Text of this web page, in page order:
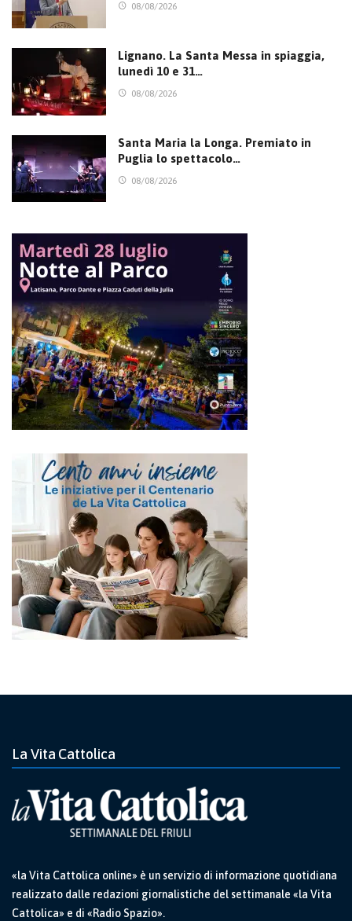
08/08/2026
Lignano. La Santa Messa in spiaggia,
lunedì 10 e 31…
08/08/2026
Santa Maria la Longa. Premiato in
Puglia lo spettacolo…
08/08/2026
La Vita Cattolica
«la Vita Cattolica online» è un servizio di informazione quotidiana
realizzato dalle redazioni giornalistiche del settimanale «la Vita
Cattolica» e di «Radio Spazio».